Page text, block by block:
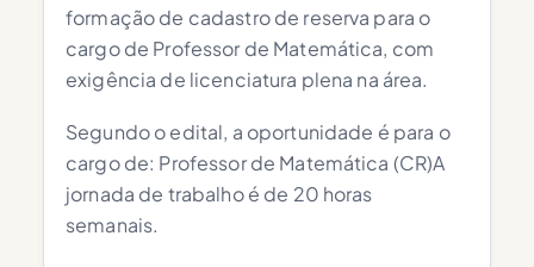
formação de cadastro de reserva para o
cargo de Professor de Matemática, com
exigência de licenciatura plena na área.
Segundo o edital, a oportunidade é para o
cargo de: Professor de Matemática (CR)A
jornada de trabalho é de 20 horas
semanais.